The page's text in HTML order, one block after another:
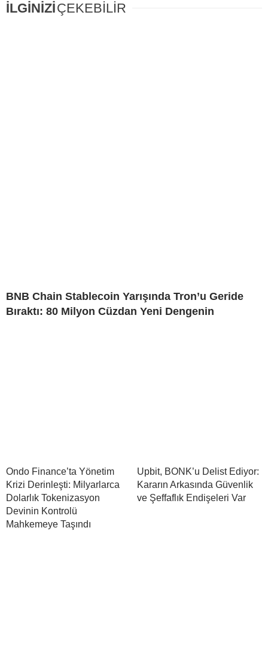
İLGİNİZİÇEKEBİLİR
BNB Chain Stablecoin Yarışında Tron’u Geride
Bıraktı: 80 Milyon Cüzdan Yeni Dengenin
Ondo Finance’ta Yönetim
Krizi Derinleşti: Milyarlarca
Dolarlık Tokenizasyon
Devinin Kontrolü
Mahkemeye Taşındı
Upbit, BONK’u Delist Ediyor:
Kararın Arkasında Güvenlik
ve Şeffaflık Endişeleri Var